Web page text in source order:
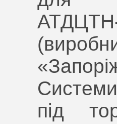
під